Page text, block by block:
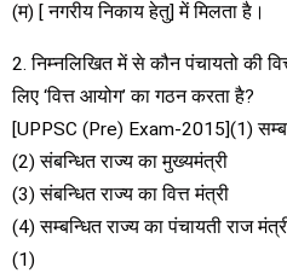
(म) [ नगरीय निकाय हेतु] में मिलता है।
2. निम्नलिखित में से कौन पंचायतो की
लिए ‘वित्त आयोग’ का गठन करता है?
[UPPSC (Pre) Exam-2015](1)
(2) संबन्धित राज्य का मुख्यमंत्री
(3) संबन्धित राज्य का वित्त मंत्री
(4) सम्बन्धित राज्य का पंचायती राज
(1)